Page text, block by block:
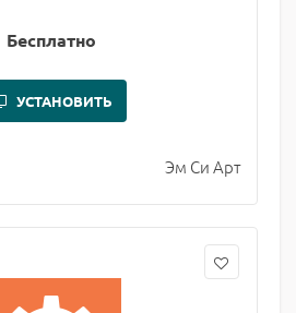
Бесплатно
УСТАНОВИТЬ
Эм Си Арт